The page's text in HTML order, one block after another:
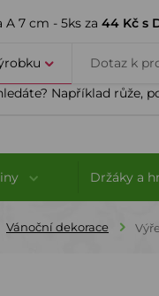
FIRMĚ BLOG
Držáky a
Vánoční dekorace
7 cm - 5ks za 44 Kč s
Dotaz k